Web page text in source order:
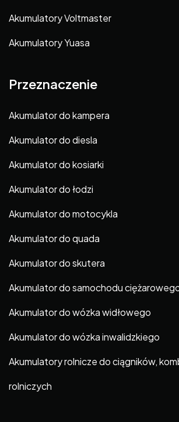
Akumulatory Voltmaster
Akumulatory Yuasa
Przeznaczenie
Akumulator do kampera
Akumulator do diesla
Akumulator do kosiarki
Akumulator do łodzi
Akumulator do motocykla
Akumulator do quada
Akumulator do skutera
Akumulator do samochodu
Akumulator do wózka widłowego
Akumulator do wózka inwalidzkiego
Akumulatory rolnicze do ciągników,
rolniczych